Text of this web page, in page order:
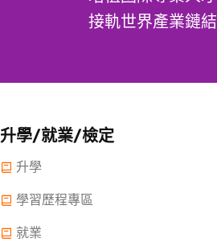
接軌世界產業鏈結
升學/就業/檢定
升學
學習歷程專區
就業